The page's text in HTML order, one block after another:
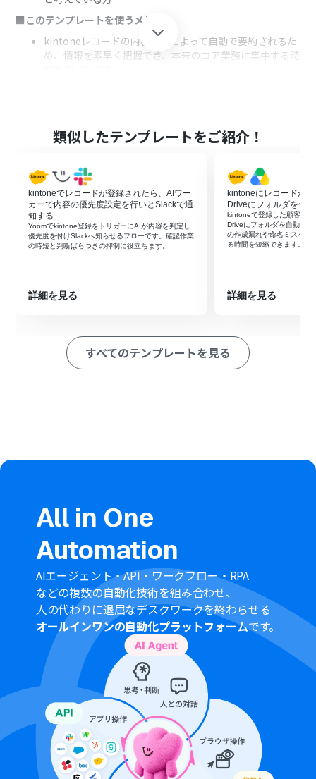
■このテンプレートを使うメリット
kintoneレコードの内容がAIによって自動で要約されるた
め、情報を素早く把握でき、本来のコア業務に集中する時
■フローボットの流れ
次に、トリガーでkintoneを選択し、「レコードが登録さ
れたら（Webhook起動）」アクションを設定します。
オペレーションでkintoneの「レコードを取得する」アク
ションを設定し、トリガーとなったレコード情報を取得
します。
次に、分岐機能を設定し、特定の条件に合致した場合の
み後続の処理が実行されるようにします。
最後に、kintoneの「レコードを更新する」アクションを
※「トリガー」：フロー起動のきっかけとなるアクション、「オ
ペレーション」：トリガー起動後、フロー内で処理を行うアク
分岐機能では、要約を実行したいレコードの条件を任意
報が含まれるフィールドや、生成する要約の文字数を任
意で指定できます。
kintoneのレコード更新オペレーションでは、AIが生成し
た要約テキストを、kintoneアプリ内のどのフィールドに
反映させるかを選択できます。
注意事項
kintoneとYoomを連携してください。
分岐はミニプラン以上のプランでご利用いただける機能
（オペレーション）となっております。フリープランの場
合は設定しているフローボットのオペレーションはエラ
ーとなりますので、ご注意ください。
ミニプランなどの有料プランは、2週間の無料トライアル
を行うことが可能です。無料トライアル中には制限対象の
アプリや機能（オペレーション）を使用することができ
ます。
類似したテンプレートをご紹介！
kintoneでレコードが登録されたら、AIワー
カーで内容の優先度設定を行いとSlackで通
知する
Yoomでkintone登録をトリガーにAIが内容を判定し
優先度を付けSlackへ知らせるフローです。確認作業
の時短と判断ばらつきの抑制に役立ちます。
詳細を見る
kintoneにレコードが
Driveにフォルダを作成
kintoneで登録した顧客・
Driveにフォルダを自動生
の作成漏れや命名ミスを抑
る時間を短縮できます。
詳細を見る
すべてのテンプレートを見る
All in One
Automation
AIエージェント・API・ワークフロー・RPA
などの複数の自動化技術を組み合わせ、
人の代わりに退屈なデスクワークを終わらせる
オールインワンの自動化プラットフォームです。